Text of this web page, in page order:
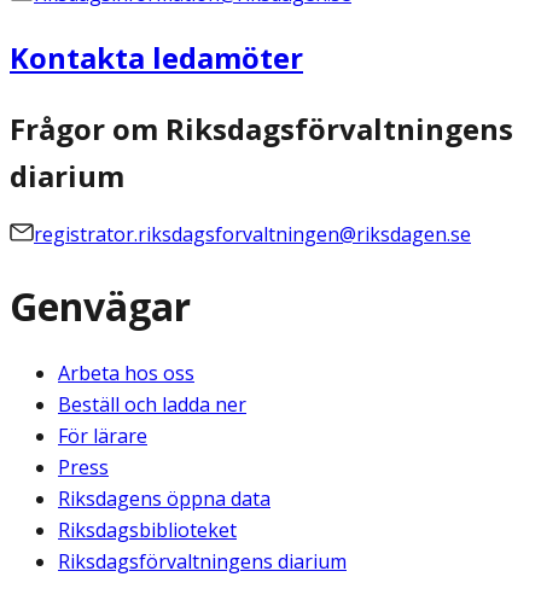
Kontakta ledamöter
Frågor om Riksdagsförvaltningens
diarium
registrator.riksdagsforvaltningen@riksdagen.se
Genvägar
Arbeta hos oss
Beställ och ladda ner
För lärare
Press
Riksdagens öppna data
Riksdagsbiblioteket
Riksdagsförvaltningens diarium